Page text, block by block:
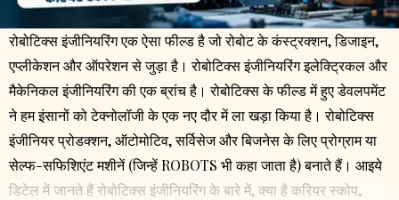
रोबोटिक्स इंजीनियरिंग एक ऐसा फील्ड है जो रोबोट के कंस्ट्रक्शन, डिजाइन,
एप्लीकेशन और ऑपरेशन से जुड़ा है। रोबोटिक्स इंजीनियरिंग इलेक्ट्रिकल और
मैकेनिकल इंजीनियरिंग की एक ब्रांच है। रोबोटिक्स के फील्ड में हुए डेवलपमेंट
ने हम इंसानों को टेक्नोलॉजी के एक नए दौर में ला खड़ा किया है। रोबोटिक्स
इंजीनियर प्रोडक्शन, ऑटोमोटिव, सर्विसेज और बिजनेस के लिए प्रोग्राम या
सेल्फ-सफिशिएंट मशीनें (जिन्हें ROBOTS भी कहा जाता है) बनाते हैं। आइये
डिटेल में जानते हैं रोबोटिक्स इंजीनियरिंग के बारे में, क्या है करियर स्कोप,